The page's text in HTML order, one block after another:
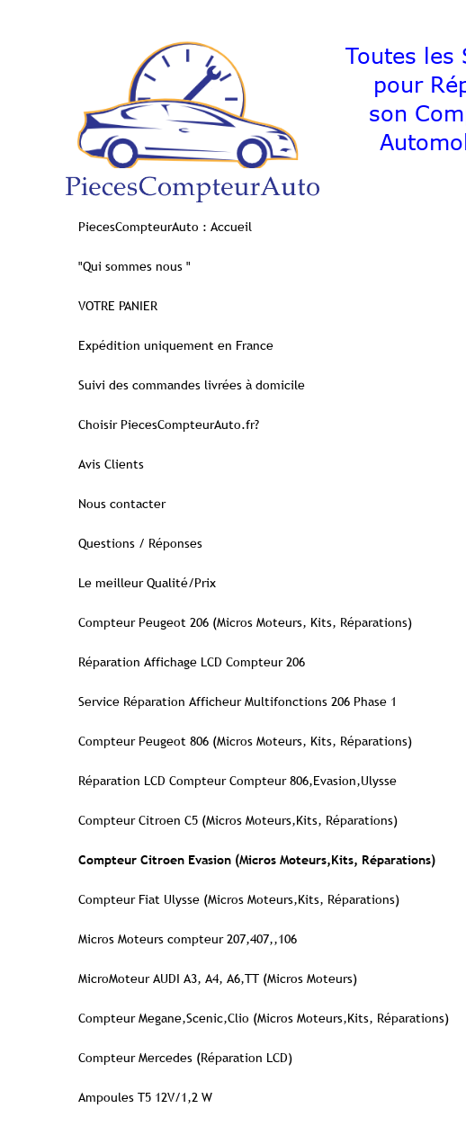
Toutes les
pour
son
PiecesCompteurAuto : Accueil
"Qui sommes nous "
VOTRE PANIER
Expédition uniquement en France
Suivi des commandes livrées à domicile
Choisir PiecesCompteurAuto.fr?
Avis Clients
Nous contacter
Questions / Réponses
Le meilleur Qualité/Prix
Compteur Peugeot 206 (Micros Moteurs, Kits, Réparations)
Réparation Affichage LCD Compteur 206
Service Réparation Afficheur Multifonctions 206 Phase 1
Compteur Peugeot 806 (Micros Moteurs, Kits, Réparations)
Réparation LCD Compteur Compteur 806,Evasion,Ulysse
Compteur Citroen C5 (Micros Moteurs,Kits, Réparations)
Compteur Citroen Evasion (Micros Moteurs,Kits, Réparations)
Compteur Fiat Ulysse (Micros Moteurs,Kits, Réparations)
Micros Moteurs compteur 207,407,,106
MicroMoteur AUDI A3, A4, A6,TT (Micros Moteurs)
Compteur Megane,Scenic,Clio (Micros Moteurs,Kits, Réparations)
Compteur Mercedes (Réparation LCD)
Ampoules T5 12V/1,2 W